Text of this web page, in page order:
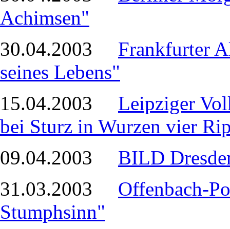
Achimsen"
30.04.2003 Frankfurter
seines Lebens"
15.04.2003 Leipziger
bei Sturz in Wurzen vier
09.04.2003 BILD
31.03.2003 Offenbach-
Stumphsinn"